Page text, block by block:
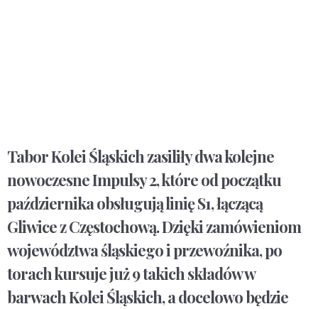
Tabor Kolei Śląskich zasiliły dwa kolejne
nowoczesne Impulsy 2, które od początku
października obsługują linię S1, łączącą
Gliwice z Częstochową. Dzięki zamówieniom
województwa śląskiego i przewoźnika, po
torach kursuje już 9 takich składów w
barwach Kolei Śląskich, a docelowo będzie